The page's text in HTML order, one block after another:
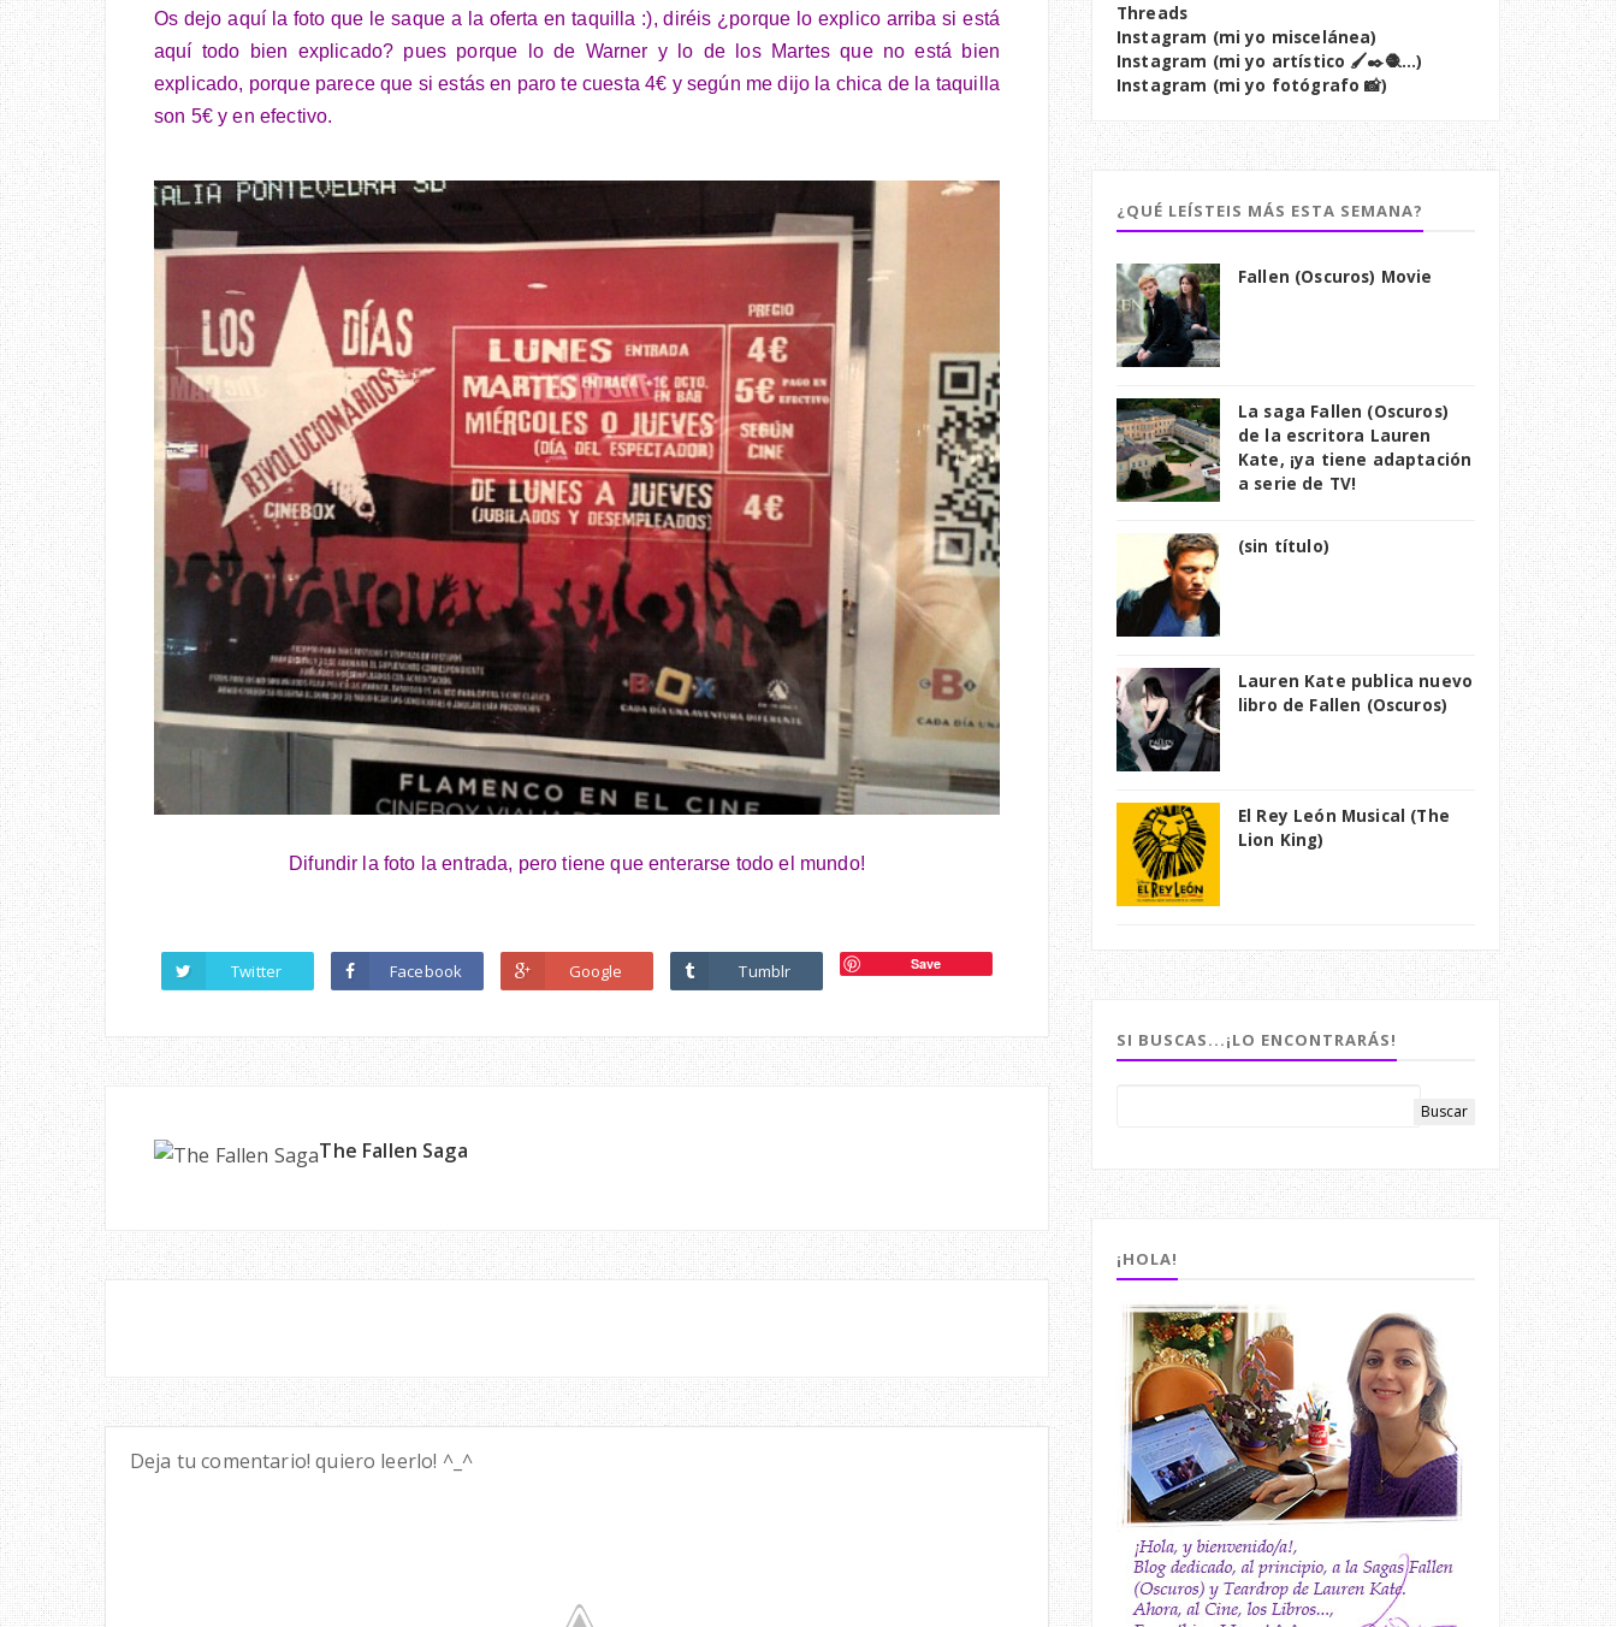
Os dejo aquí la foto que le saque a la oferta en taquilla :), diréis ¿porque lo explico arriba si está
aquí todo bien explicado? pues porque lo de Warner y lo de los Martes que no está bien
explicado, porque parece que si estás en paro te cuesta 4€ y según me dijo la chica de la taquilla
son 5€ y en efectivo.
Difundir la foto la entrada, pero tiene que enterarse todo el mundo!
Twitter Facebook Google Tumblr Save
The Fallen Saga
Deja tu comentario! quiero leerlo! ^_^
Threads
Instagram (mi yo miscelánea)
Instagram (mi yo artístico 🖌️✒️🧶...)
Instagram (mi yo fotógrafo 📸)
¿QUÉ LEÍSTEIS MÁS ESTA SEMANA?
Fallen (Oscuros) Movie
La saga Fallen (Oscuros)
de la escritora Lauren
Kate, ¡ya tiene adaptación
a serie de TV!
(sin título)
Lauren Kate publica nuevo
libro de Fallen (Oscuros)
El Rey León Musical (The
Lion King)
SI BUSCAS...¡LO ENCONTRARÁS!
¡HOLA!